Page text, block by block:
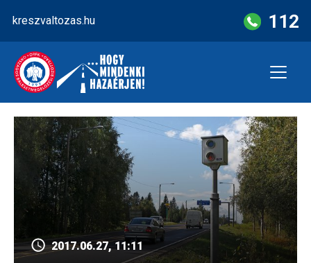
content
kreszvaltozas.hu 112
2017.06.27, 11:11